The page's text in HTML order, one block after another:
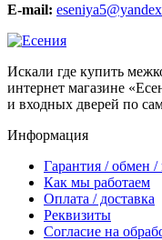
E-mail:
Искали где купить
интернет магазине
и входных дверей по
Информация
Гарантия / обмен /
Как мы работаем
Оплата / доставка
Реквизиты
Согласие на